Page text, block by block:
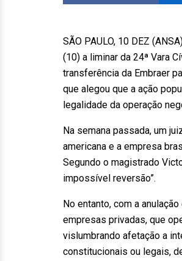
SÃO PAULO, 10 DEZ
(10) a liminar da 24ª Vara
transferência da Embraer
que alegou que a ação
legalidade da operação
Na semana passada, um
americana e a empresa
Segundo o magistrado
impossível reversão”.
No entanto, com a
empresas privadas, que
vislumbrando afetação a
constitucionais ou legais,